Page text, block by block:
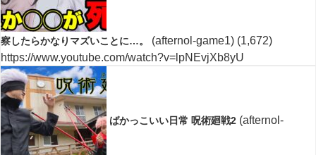
察したらかなりマズいことに…。 (afternol-game1) (1,672)
https://www.youtube.com/watch?v=lpNEvjXb8yU
ばかっこいい日常 呪術廻戦2 (afternol-